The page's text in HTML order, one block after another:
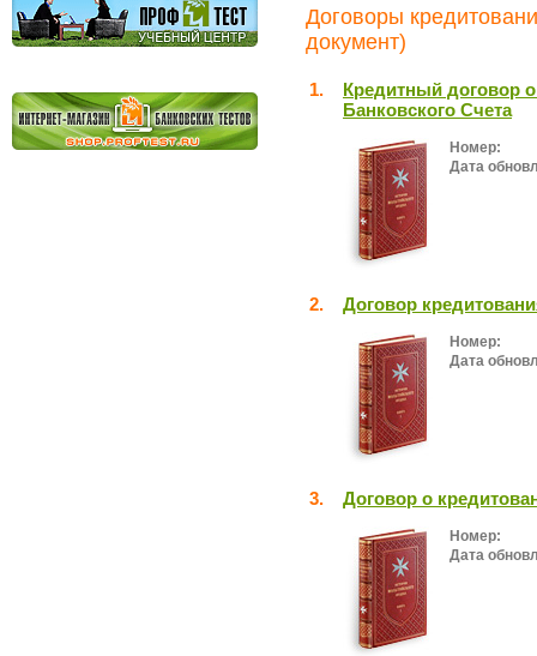
Договоры
документ)
1.
Кредитный договор
Банковского Счета
Номер:
Дата
2. Договор
Номер:
Дата
3. Договор о
Номер:
Дата